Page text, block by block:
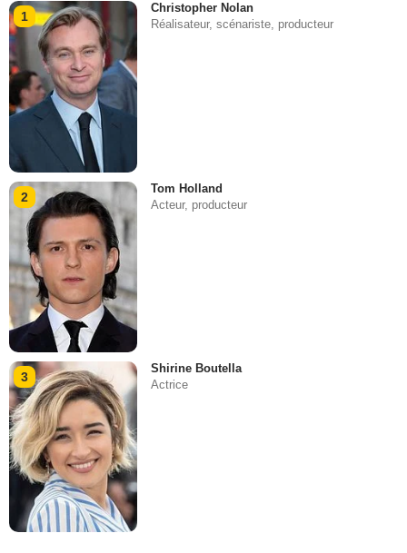
1
Christopher Nolan
Réalisateur, scénariste, producteur
2
Tom Holland
Acteur, producteur
3
Shirine Boutella
Actrice